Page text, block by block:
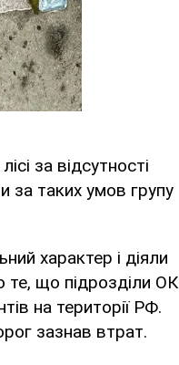
за відсутності
за таких умов групу
характер і діяли
що підрозділи ОК
на території РФ.
зазнав втрат.